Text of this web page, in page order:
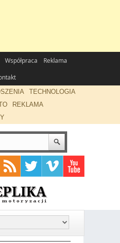
Współpraca
Reklama
TECHNOLOGIA
REKLAMA